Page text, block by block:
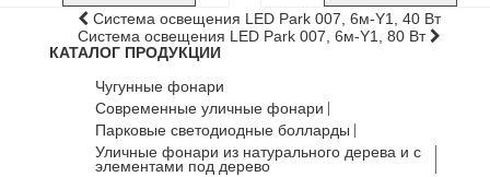
Система освещения LED Park 007, 6м-Y1, 40 Вт
Система освещения LED Park 007, 6м-Y1, 80 Вт
КАТАЛОГ ПРОДУКЦИИ
Чугунные фонари
Современные уличные фонари
Парковые светодиодные болларды
Уличные фонари из натурального дерева и с
элементами под дерево